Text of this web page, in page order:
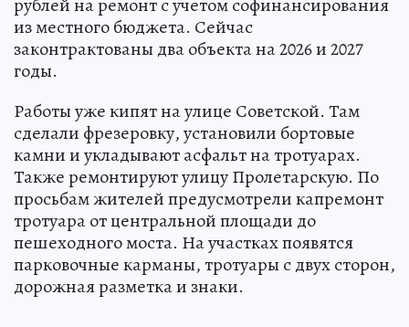
из местного бюджета. Сейчас
законтрактованы два объекта на 2026 и 2027
годы.
Работы уже кипят на улице Советской. Там
сделали фрезеровку, установили бортовые
камни и укладывают асфальт на тротуарах.
Также ремонтируют улицу Пролетарскую. По
просьбам жителей предусмотрели капремонт
тротуара от центральной площади до
пешеходного моста. На участках появятся
парковочные карманы, тротуары с двух сторон,
дорожная разметка и знаки.